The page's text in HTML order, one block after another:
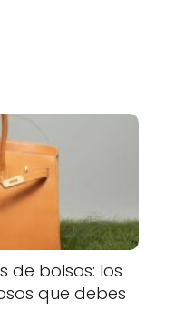
de bolsos: los
que debes